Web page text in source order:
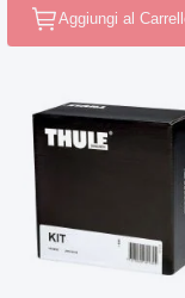
Aggiungi al